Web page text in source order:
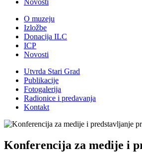
Novosti
O muzeju
Izložbe
Donacija ILC
ICP
Novosti
Utvrda Stari Grad
Publikacije
Fotogalerija
Radionice i predavanja
Kontakt
Konferencija za medije i